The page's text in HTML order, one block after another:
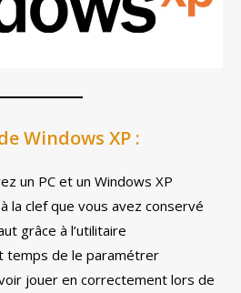
Windows XP :
un PC et un Windows XP
la clef que vous avez conservé
grâce à l’utilitaire
temps de le paramétrer
jouer en correctement lors de